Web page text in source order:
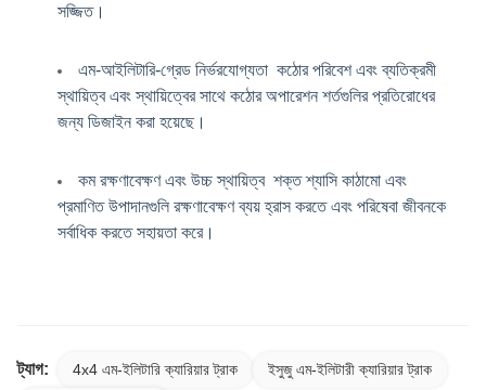
সজ্জিত।
এম-আইলিটারি-গ্রেড নির্ভরযোগ্যতা ️ কঠোর পরিবেশ এবং ব্যতিক্রমী
স্থায়িত্ব এবং স্থায়িত্বের সাথে কঠোর অপারেশন শর্তগুলির প্রতিরোধের
জন্য ডিজাইন করা হয়েছে।
কম রক্ষণাবেক্ষণ এবং উচ্চ স্থায়িত্ব ️ শক্ত শ্যাসি কাঠামো এবং
প্রমাণিত উপাদানগুলি রক্ষণাবেক্ষণ ব্যয় হ্রাস করতে এবং পরিষেবা জীবনকে
সর্বাধিক করতে সহায়তা করে।
ট্যাগ: 4x4 এম-ইলিটারি ক্যারিয়ার ট্রাক ইসুজু এম-ইলিটারী ক্যারিয়ার ট্রাক